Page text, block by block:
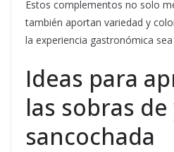
Estos complementos no solo
también aportan variedad y
la experiencia gastronómica
Ideas para
las sobras de
sancochada